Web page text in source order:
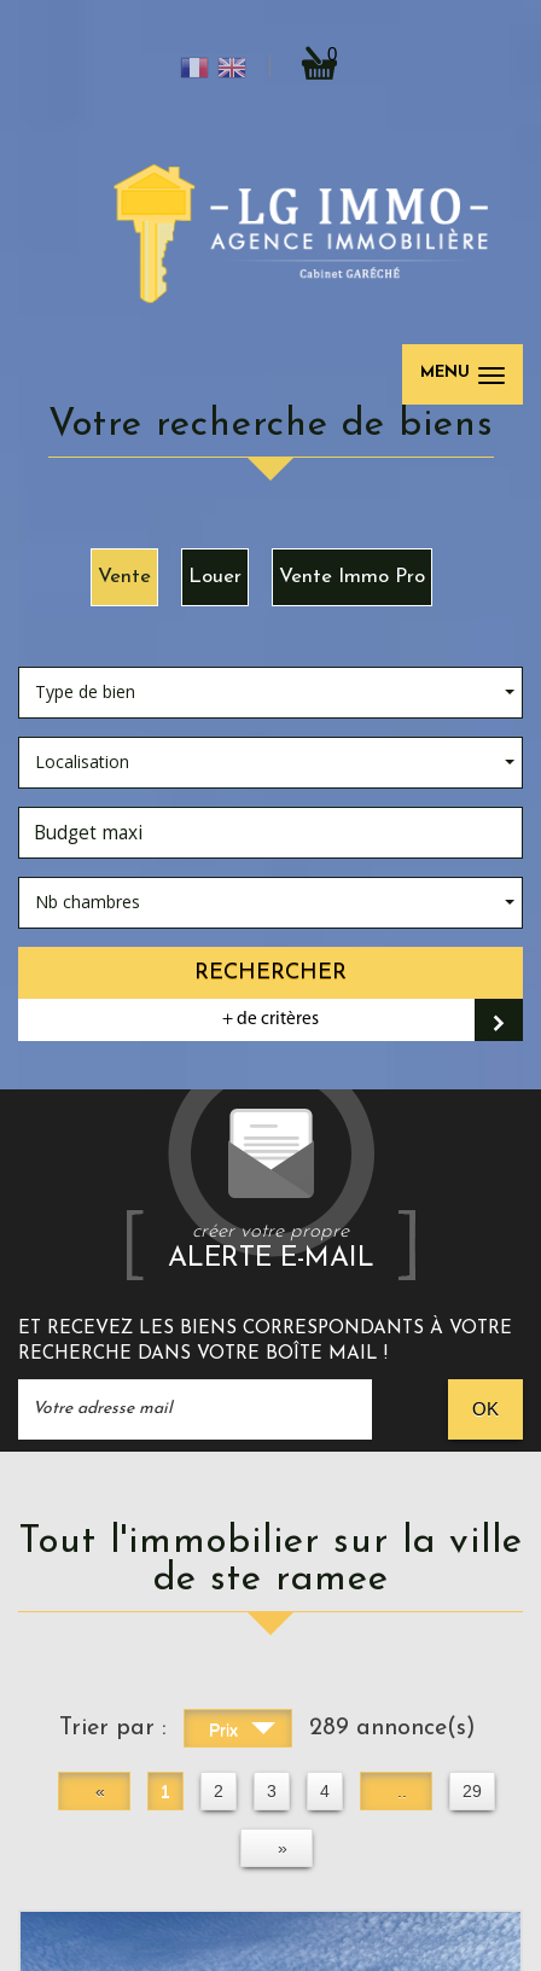
0
MENU
Votre recherche de biens
Vente Louer Vente Immo Pro
Type de bien
Localisation
Nb chambres
RECHERCHER
+ de critères
créer votre propre
ALERTE E-MAIL
ET RECEVEZ LES BIENS CORRESPONDANTS À VOTRE
RECHERCHE DANS VOTRE BOÎTE MAIL !
OK
Tout l'immobilier sur la ville
de ste ramee
Trier par : Prix 289 annonce(s)
« 1 2 3 4 .. 29
»